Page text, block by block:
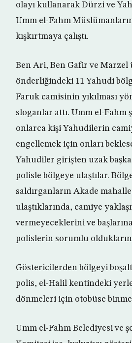
olayı kullanarak Dürzi ve
Umm el-Fahm
kışkırtmaya çalıştı.
Ben Ari, Ben Gafir ve
önderliğindeki 11 Yahudi
Faruk camisinin yıkılması
sloganlar attı. Umm el-
onlarca kişi Yahudilerin
engellemek için onları
Yahudiler girişten uzak
polisle bölgeye ulaştılar.
saldırganların Akade
ulaştıklarında, camiye
vermeyeceklerini ve
polislerin sorumlu
Göstericilerden bölgeyi
polis, el-Halil kentindeki
dönmeleri için otobüse
Umm el-Fahm Belediyesi ve